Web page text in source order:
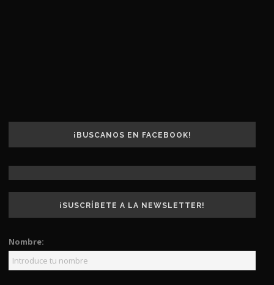
¡BUSCANOS EN FACEBOOK!
¡SUSCRÍBETE A LA NEWSLETTER!
Nombre: